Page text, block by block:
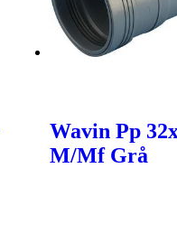
Wavin Pp
M/Mf Grå